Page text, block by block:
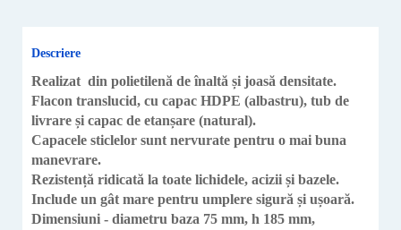
Descriere
Realizat din polietilenă de înaltă și joasă densitate.
Flacon translucid, cu capac HDPE (albastru), tub de
livrare și capac de etanșare (natural).
Capacele sticlelor sunt nervurate pentru o mai buna
manevrare.
Rezistență ridicată la toate lichidele, acizii și bazele.
Include un gât mare pentru umplere sigură și ușoară.
Dimensiuni - diametru baza 75 mm, h 185 mm,